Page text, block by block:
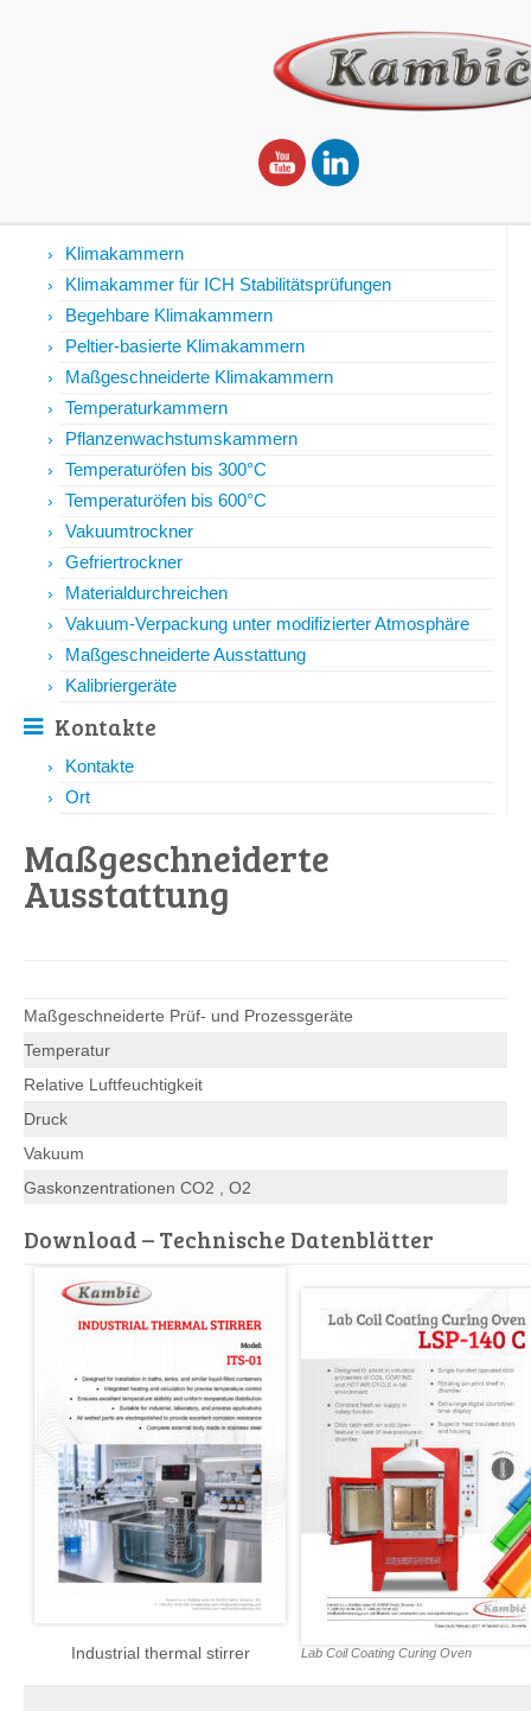
Klimakammern
Klimakammer für ICH Stabilitätsprüfungen
Begehbare Klimakammern
Peltier-basierte Klimakammern
Maßgeschneiderte Klimakammern
Temperaturkammern
Pflanzenwachstumskammern
Temperaturöfen bis 300°C
Temperaturöfen bis 600°C
Vakuumtrockner
Gefriertrockner
Materialdurchreichen
Vakuum-Verpackung unter modifizierter Atmosphäre
Maßgeschneiderte Ausstattung
Kalibriergeräte
Kontakte
Kontakte
Ort
Maßgeschneiderte
Ausstattung
Maßgeschneiderte Prüf- und Prozessgeräte
Temperatur
Relative Luftfeuchtigkeit
Druck
Vakuum
Gaskonzentrationen CO2 , O2
Download – Technische Datenblätter
Industrial thermal stirrer Lab Coil Coating Curing Oven